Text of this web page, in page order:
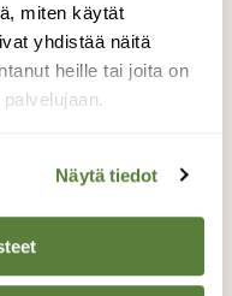
miten käytät
yhdistää näitä
heille tai joita on
Näytä tiedot
näkynyt
on ollut